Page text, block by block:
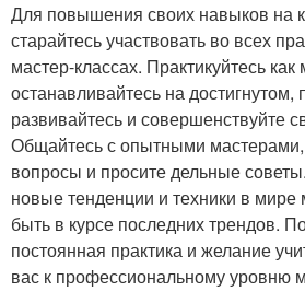
Для повышения своих навыков на
старайтесь участвовать во всех
мастер-классах. Практикуйтесь
останавливайтесь на достигнутом,
развивайтесь и совершенствуйте
Общайтесь с опытными
вопросы и просите дельные
новые тенденции и техники в
быть в курсе последних трендов.
постоянная практика и желание
вас к профессиональному уровню